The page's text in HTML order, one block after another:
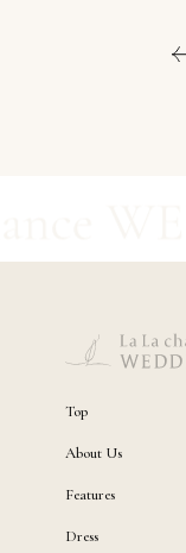
Top
About Us
Features
Dress